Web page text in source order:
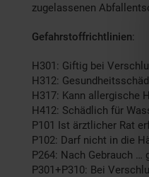
zugelassenen
Gefahrstoffrichtlinien:
H301: Giftig bei
H312:
H317: Kann allergische
H412: Schädlich für
P101 Ist ärztlicher Rat
P102: Darf nicht in die
P264: Nach Gebrauch …
P301+P310: Bei